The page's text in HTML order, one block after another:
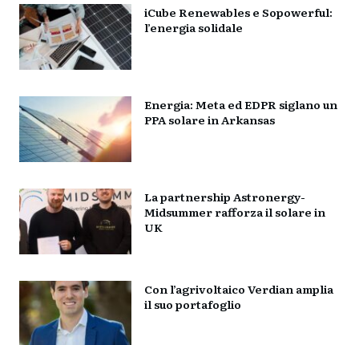
iCube Renewables e Sopowerful:
l’energia solidale
Energia: Meta ed EDPR siglano un
PPA solare in Arkansas
La partnership Astronergy-
Midsummer rafforza il solare in
UK
Con l’agrivoltaico Verdian amplia
il suo portafoglio